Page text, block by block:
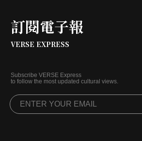
訂閱電子報
VERSE EXPRESS
Subscribe VERSE Express
to follow the most updated cultural views.